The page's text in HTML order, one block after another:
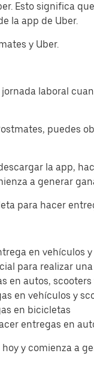
Esto significa
la app de Uber.
y Uber.
laboral
puedes
la app,
a generar
para hacer
en vehículos y
para realizar
en autos,
en vehículos y
en bicicletas
entregas en
y comienza a